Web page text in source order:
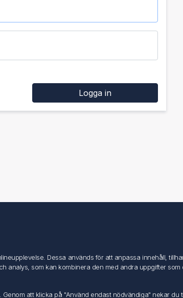
Mina ordrar
Dessa används för att anpassa innehåll,
som kan kombinera den med andra uppgifter
att klicka på "Använd endast nödvändiga" nekar